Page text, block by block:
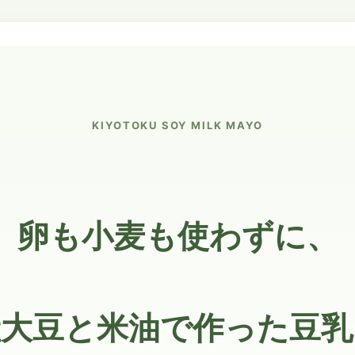
KIYOTOKU SOY MILK MAYO
卵も小麦も使わずに、
豆と米油で作った豆